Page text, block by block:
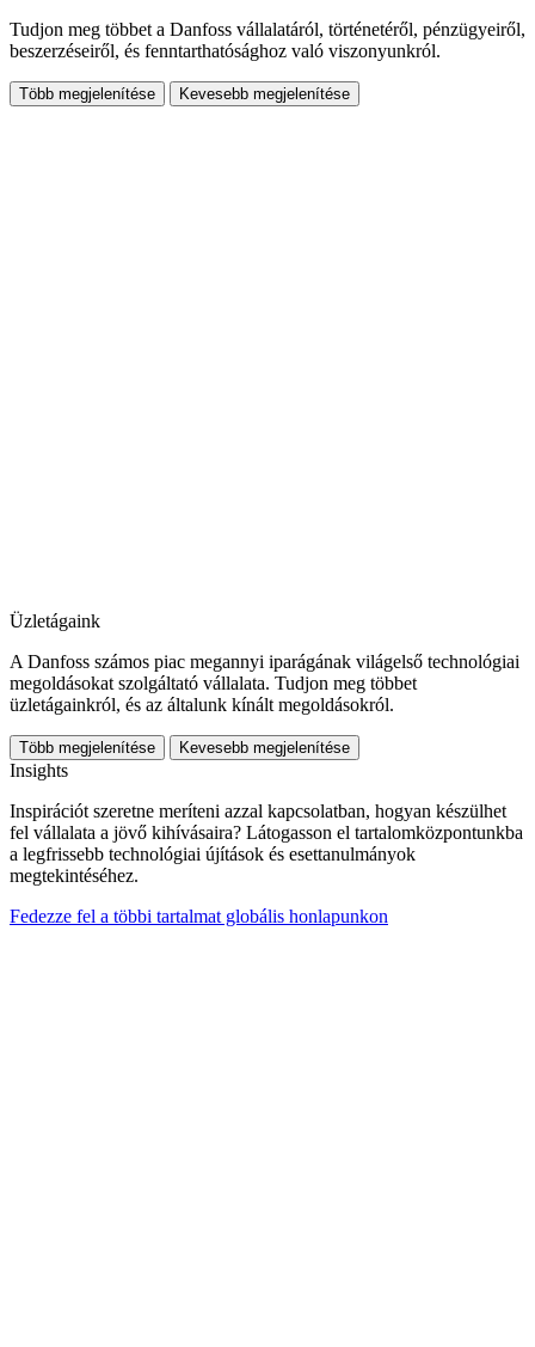
Tudjon meg többet a Danfoss vállalatáról, történetéről, pénzügyeiről,
beszerzéseiről, és fenntarthatósághoz való viszonyunkról.
Több megjelenítése Kevesebb megjelenítése
Üzletágaink
A Danfoss számos piac megannyi iparágának világelső technológiai
megoldásokat szolgáltató vállalata. Tudjon meg többet
üzletágainkról, és az általunk kínált megoldásokról.
Több megjelenítése Kevesebb megjelenítése
Insights
Inspirációt szeretne meríteni azzal kapcsolatban, hogyan készülhet
fel vállalata a jövő kihívásaira? Látogasson el tartalomközpontunkba
a legfrissebb technológiai újítások és esettanulmányok
megtekintéséhez.
Fedezze fel a többi tartalmat globális honlapunkon